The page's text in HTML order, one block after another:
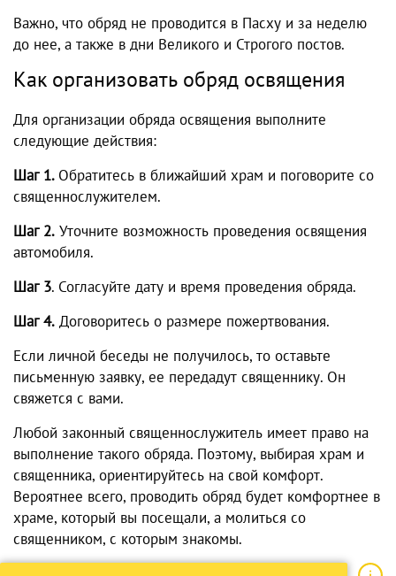
Важно, что обряд не проводится в Пасху и за неделю
до нее, а также в дни Великого и Строгого постов.
Как организовать обряд освящения
Для организации обряда освящения выполните
следующие действия:
Шаг 1. Обратитесь в ближайший храм и поговорите со
священнослужителем.
Шаг 2. Уточните возможность проведения освящения
автомобиля.
Шаг 3. Согласуйте дату и время проведения обряда.
Шаг 4. Договоритесь о размере пожертвования.
Если личной беседы не получилось, то оставьте
письменную заявку, ее передадут священнику. Он
свяжется с вами.
Любой законный священнослужитель имеет право на
выполнение такого обряда. Поэтому, выбирая храм и
священника, ориентируйтесь на свой комфорт.
Вероятнее всего, проводить обряд будет комфортнее в
храме, который вы посещали, а молиться со
священником, с которым знакомы.